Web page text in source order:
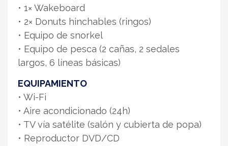
• 1× Wakeboard
• 2× Donuts hinchables (ringos)
• Equipo de snorkel
• Equipo de pesca (2 cañas, 2 sedales
largos, 6 líneas básicas)
EQUIPAMIENTO
• Wi-Fi
• Aire acondicionado (24h)
• TV vía satélite (salón y cubierta de popa)
• Reproductor DVD/CD